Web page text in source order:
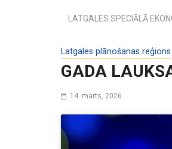
LATGALES SPECIĀLĀ
Latgales plānošanas reģions
GADA
14. marts, 2026